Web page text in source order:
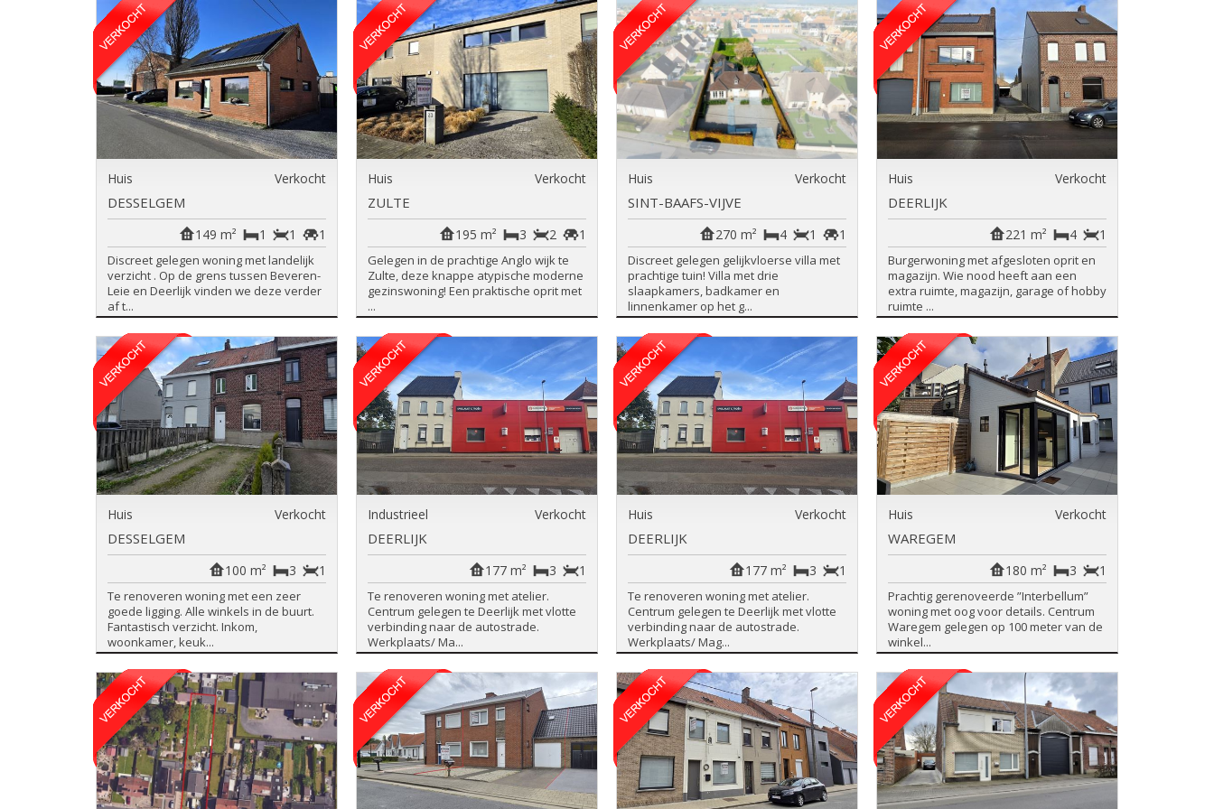
Huis Verkocht
DESSELGEM
1
1
1
149 m²
Discreet gelegen woning met landelijk
verzicht . Op de grens tussen Beveren-
Leie en Deerlijk vinden we deze verder
af t...
Huis Verkocht
ZULTE
1
2
3
195 m²
Gelegen in de prachtige Anglo wijk te
Zulte, deze knappe atypische moderne
gezinswoning! Een praktische oprit met
...
Huis Verkocht
SINT-BAAFS-VIJVE
1
1
4
270 m²
Discreet gelegen gelijkvloerse villa met
prachtige tuin! Villa met drie
slaapkamers, badkamer en
linnenkamer op het g...
Huis Verkocht
DEERLIJK
1
4
221 m²
Burgerwoning met afgesloten oprit en
magazijn. Wie nood heeft aan een
extra ruimte, magazijn, garage of hobby
ruimte ...
Huis Verkocht
DESSELGEM
1
3
100 m²
Te renoveren woning met een zeer
goede ligging. Alle winkels in de buurt.
Fantastisch verzicht. Inkom,
woonkamer, keuk...
Industrieel Verkocht
DEERLIJK
1
3
177 m²
Te renoveren woning met atelier.
Centrum gelegen te Deerlijk met vlotte
verbinding naar de autostrade.
Werkplaats/ Ma...
Huis Verkocht
DEERLIJK
1
3
177 m²
Te renoveren woning met atelier.
Centrum gelegen te Deerlijk met vlotte
verbinding naar de autostrade.
Werkplaats/ Mag...
Huis Verkocht
WAREGEM
1
3
180 m²
Prachtig gerenoveerde ”Interbellum”
woning met oog voor details. Centrum
Waregem gelegen op 100 meter van de
winkel...